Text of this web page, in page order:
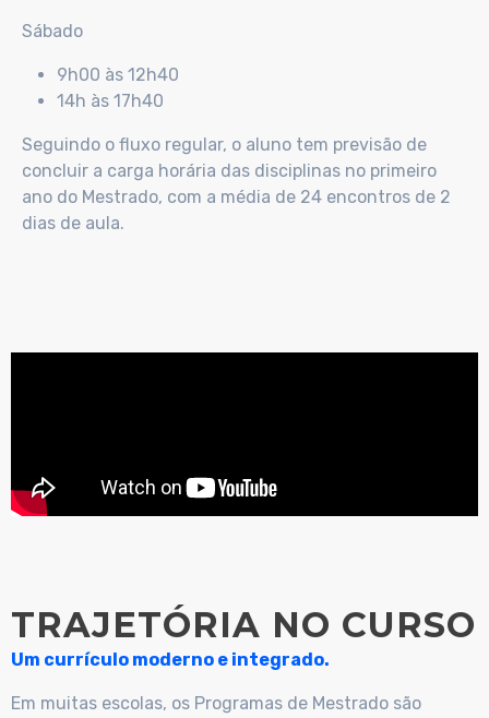
Sábado
9h00 às 12h40
14h às 17h40
Seguindo o fluxo regular, o aluno tem previsão de
concluir a carga horária das disciplinas no primeiro
ano do Mestrado, com a média de 24 encontros de 2
dias de aula.
TRAJETÓRIA NO CURSO
Um currículo moderno e integrado.
Em muitas escolas, os Programas de Mestrado são